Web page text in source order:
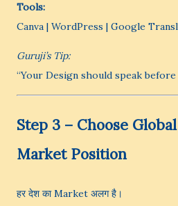
Tools:
Canva | WordPress | Google
Guruji’s Tip:
“Your Design should speak
Step 3 – Choose
Market Position
हर देश का Market अलग है।